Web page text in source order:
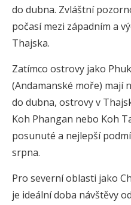
do dubna. Zvláštní
počasí mezi západním a
Thajska.
Zatímco ostrovy jako
(Andamanské moře) mají
do dubna, ostrovy v
Koh Phangan nebo Koh
posunuté a nejlepší
srpna.
Pro severní oblasti jako
je ideální doba návštěvy